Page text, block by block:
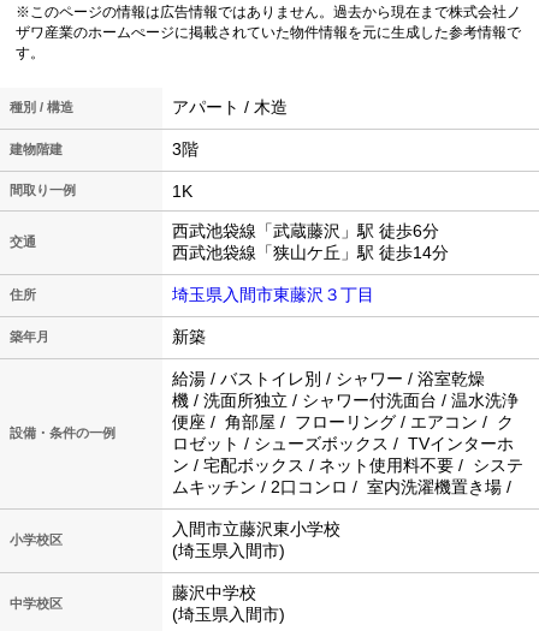
※このページの情報は広告情報ではありません。過去から現在まで株式会社ノ
ザワ産業のホームぺージに掲載されていた物件情報を元に生成した参考情報で
す。
種別 / 構造 アパート / 木造
建物階建 3階
間取り一例 1K
交通
西武池袋線「武蔵藤沢」駅 徒歩6分
西武池袋線「狭山ケ丘」駅 徒歩14分
住所 埼玉県入間市東藤沢３丁目
築年月 新築
設備・条件の一例
給湯 / バストイレ別 / シャワー / 浴室乾燥
機 / 洗面所独立 / シャワー付洗面台 / 温水洗浄
便座 / 角部屋 / フローリング / エアコン / ク
ロゼット / シューズボックス / TVインターホ
ン / 宅配ボックス / ネット使用料不要 / システ
ムキッチン / 2口コンロ / 室内洗濯機置き場 /
小学校区
入間市立藤沢東小学校
(埼玉県入間市)
中学校区
藤沢中学校
(埼玉県入間市)